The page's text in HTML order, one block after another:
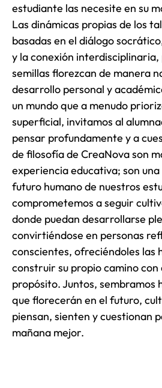
estudiante las necesite en su
Las dinámicas propias de los
basadas en el diálogo
y la conexión
semillas florezcan de manera
desarrollo personal y
un mundo que a menudo
superficial, invitamos al
pensar profundamente y a
de filosofía de CreaNova son
experiencia educativa; son
futuro humano de nuestros
comprometemos a seguir
donde puedan desarrollarse
convirtiéndose en personas
conscientes, ofreciéndoles las
construir su propio camino con
propósito. Juntos, sembramos
que florecerán en el futuro,
piensan, sienten y cuestionan
mañana mejor.